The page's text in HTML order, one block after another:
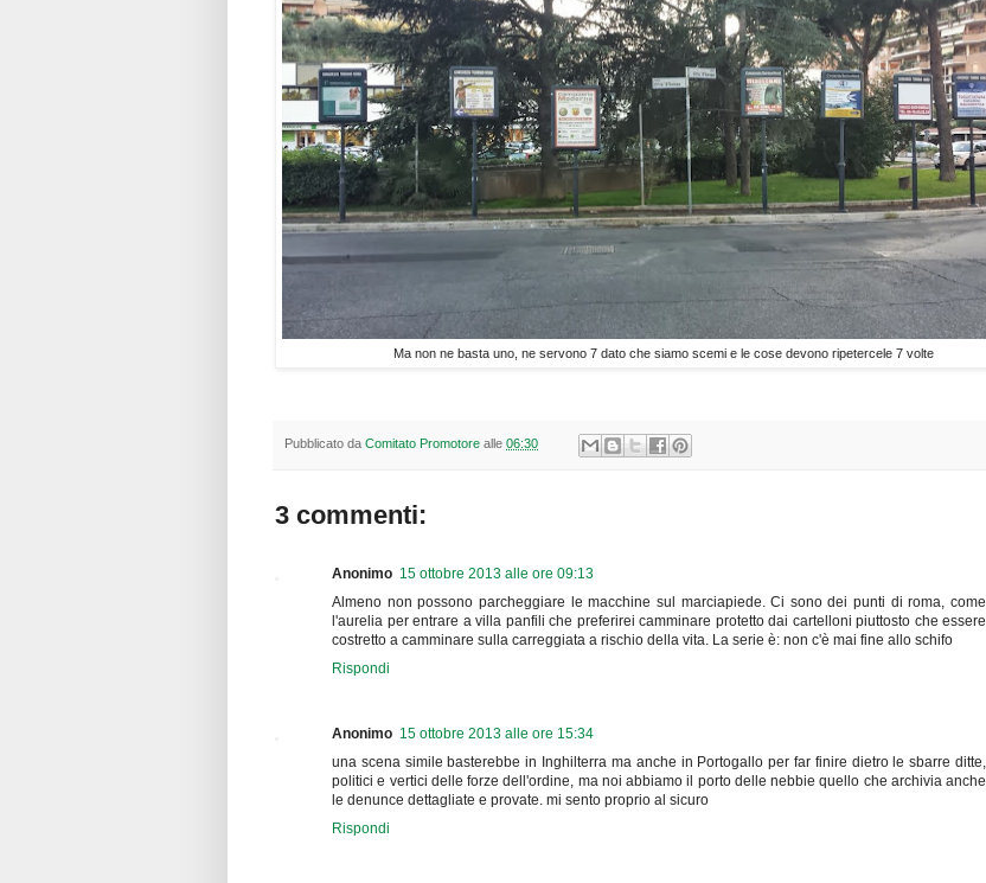
Ma non ne basta uno, ne servono 7 dato che siamo scemi e le cose devono ripetercele 7 volte
Pubblicato da Comitato Promotore alle 06:30
3 commenti:
Anonimo 15 ottobre 2013 alle ore 09:13
Almeno non possono parcheggiare le macchine sul marciapiede. Ci sono dei punti di roma, come
l'aurelia per entrare a villa panfili che preferirei camminare protetto dai cartelloni piuttosto che essere
costretto a camminare sulla carreggiata a rischio della vita. La serie è: non c'è mai fine allo schifo
Rispondi
Anonimo 15 ottobre 2013 alle ore 15:34
una scena simile basterebbe in Inghilterra ma anche in Portogallo per far finire dietro le sbarre ditte,
politici e vertici delle forze dell'ordine, ma noi abbiamo il porto delle nebbie quello che archivia anche
le denunce dettagliate e provate. mi sento proprio al sicuro
Rispondi